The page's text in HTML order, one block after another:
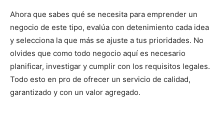
Ahora que sabes qué se necesita para emprender un
negocio de este tipo, evalúa con detenimiento cada idea
y selecciona la que más se ajuste a tus prioridades. No
olvides que como todo negocio aquí es necesario
planificar, investigar y cumplir con los requisitos legales.
Todo esto en pro de ofrecer un servicio de calidad,
garantizado y con un valor agregado.